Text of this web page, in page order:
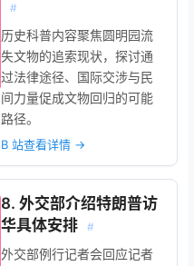
#
历史科普内容聚焦圆明园流
失文物的追索现状，探讨通
过法律途径、国际交涉与民
间力量促成文物回归的可能
路径。
B 站查看详情 →
8. 外交部介绍特朗普访
华具体安排
#
外交部例行记者会回应记者